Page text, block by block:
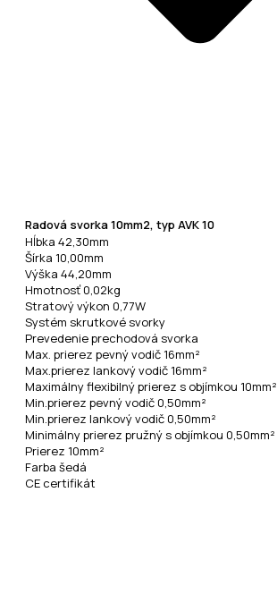
Radová svorka 10mm2, typ AVK 10
Hĺbka 42,30mm
Šírka 10,00mm
Výška 44,20mm
Hmotnosť 0,02kg
Stratový výkon 0,77W
Systém skrutkové svorky
Prevedenie prechodová svorka
Max. prierez pevný vodič 16mm²
Max.prierez lankový vodič 16mm²
Maximálny flexibilný prierez s objímkou 10mm²
Min.prierez pevný vodič 0,50mm²
Min.prierez lankový vodič 0,50mm²
Minimálny prierez pružný s objímkou 0,50mm²
Prierez 10mm²
Farba šedá
CE certifikát